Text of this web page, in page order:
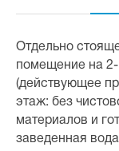
Отдельно
помещение на
(действующее
этаж: без
материалов и
заведенная